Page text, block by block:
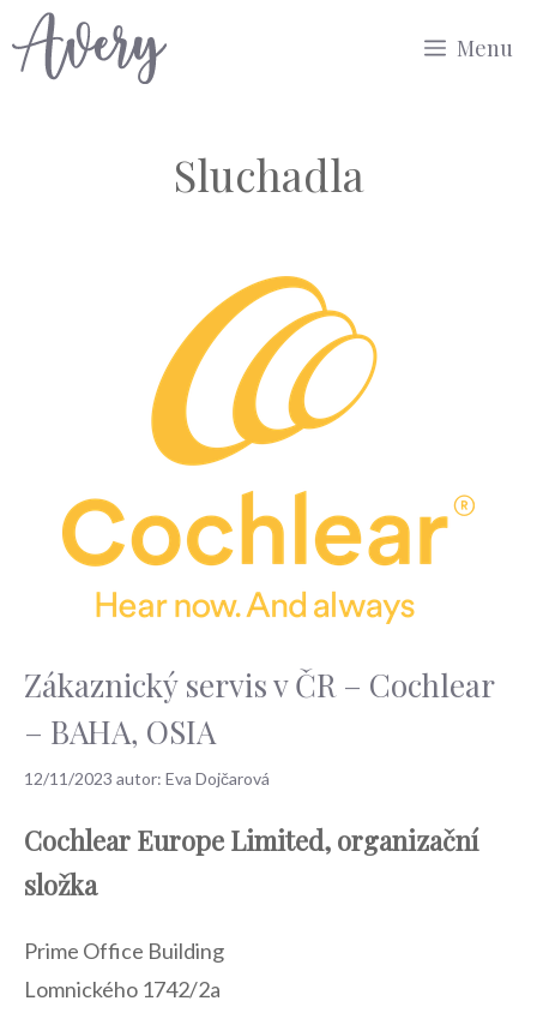
Přeskočit
na
Menu
Sluchadla
Zákaznický servis v ČR – Cochlear
– BAHA, OSIA
12/11/2023 autor: Eva Dojčarová
Cochlear Europe Limited, organizační
složka
Prime Office Building
Lomnického 1742/2a